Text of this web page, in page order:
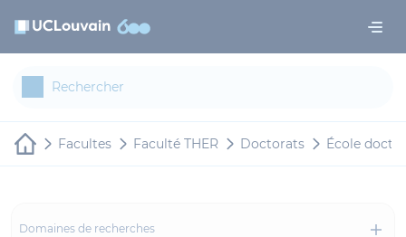
Facultes Faculté THER Doctorats École
Domaines de recherches